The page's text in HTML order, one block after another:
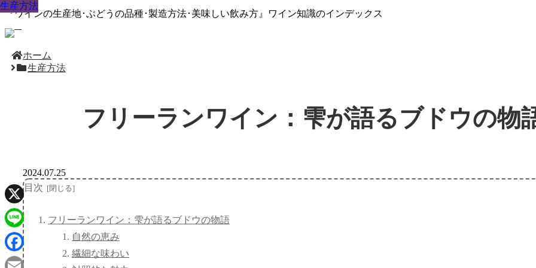
『ワインの生産地･ぶどうの品種･製造方法･美味しい飲み方』ワイン知識のインデックス
ホーム
生産方法
フリーランワイン：雫が語るブドウの物
生産方法
2024.07.25
目次
フリーランワイン：雫が語るブドウの物語
自然の恵み
繊細な味わい
生産方法
生産方法
生産方法
生産方法
生産方法
生産方法
生産方法
生産方法
X
Line
Facebook